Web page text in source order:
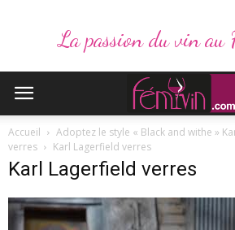
La passion du vin au
Accueil
Adoptez le style « Black and withe »
verres
Karl Lagerfield verres
Karl Lagerfield verres